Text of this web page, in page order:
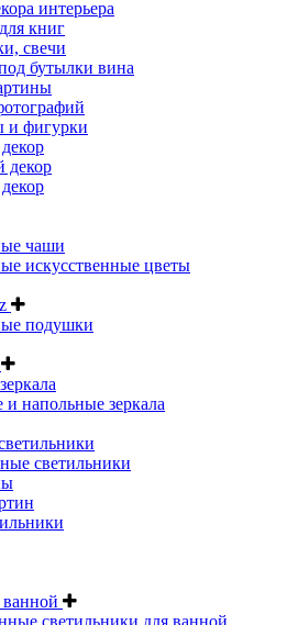
интерьера
книг
свечи
бутылки вина
и фигурки
декор
чаши
искусственные цветы
подушки
напольные зеркала
светильники
светильники для ванной